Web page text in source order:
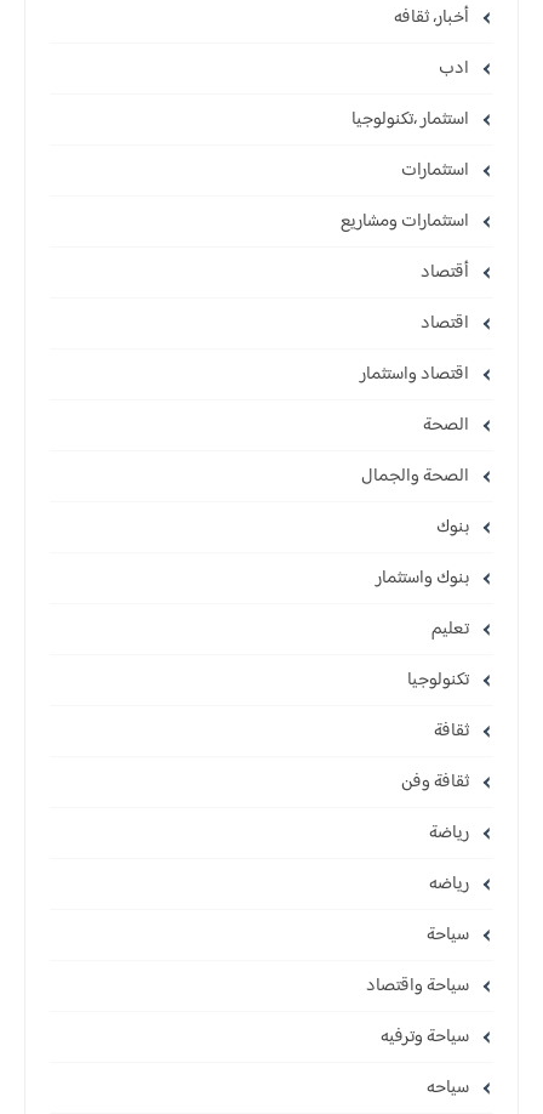
أخبار، ثقافه
ادب
استثمار ،تكنولوجيا
استثمارات
استثمارات ومشاريع
أقتصاد
اقتصاد
اقتصاد واستثمار
الصحة
الصحة والجمال
بنوك
بنوك واستثمار
تعليم
تكنولوجيا
ثقافة
ثقافة وفن
رياضة
رياضه
سياحة
سياحة واقتصاد
سياحة وترفيه
سياحه